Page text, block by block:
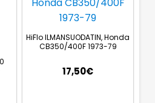
HiFlo ILMANSUODATIN, Honda
CB350/400F 1973-79
17,50€